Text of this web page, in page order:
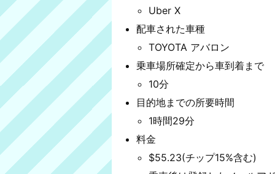
Uber X
配車された車種
TOYOTA アバロン
乗車場所確定から車到着まで
10分
目的地までの所要時間
1時間29分
料金
$55.23(チップ15%含む)